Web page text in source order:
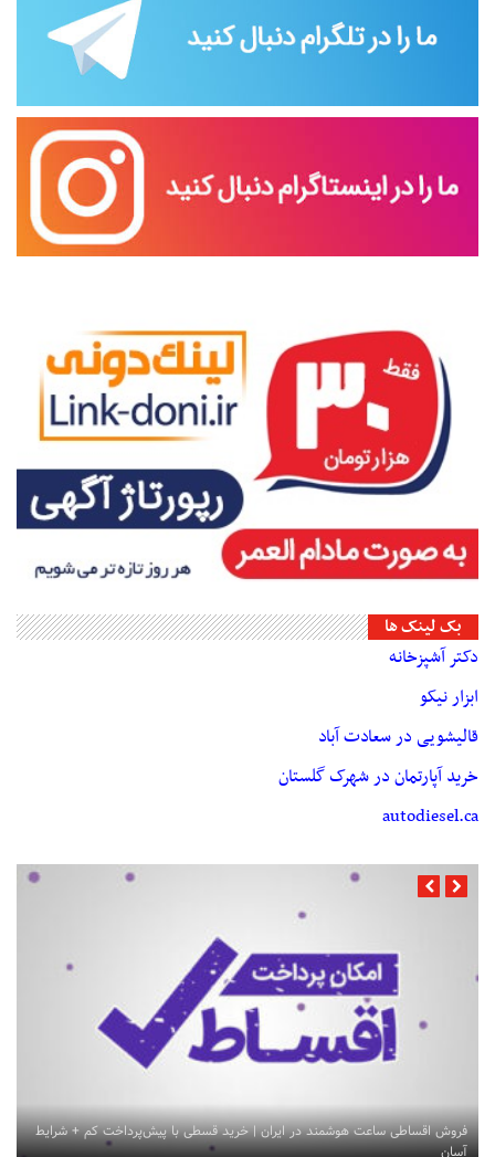
بک لینک ها
دکتر آشپزخانه
ابزار نیکو
قالیشویی در سعادت آباد
خرید آپارتمان در شهرک گلستان
autodiesel.ca
فروش اقساطی ساعت هوشمند در ایران | خرید قسطی با پیش‌پرداخت کم + شرایط
آسان